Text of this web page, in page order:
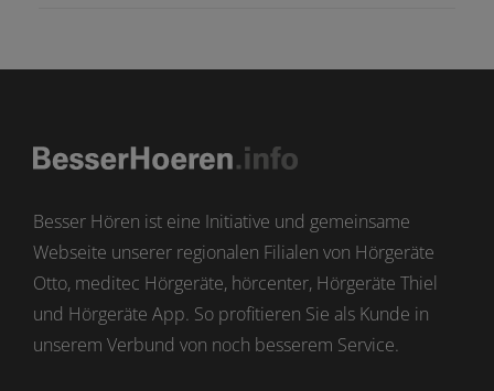
Besser Hören ist eine Initiative und gemeinsame
Webseite unserer regionalen Filialen von Hörgeräte
Otto, meditec Hörgeräte, hörcenter, Hörgeräte Thiel
und Hörgeräte App. So profitieren Sie als Kunde in
unserem Verbund von noch besserem Service.